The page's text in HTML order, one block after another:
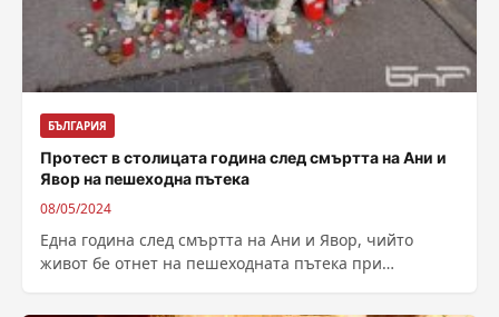
БЪЛГАРИЯ
Протест в столицата година след смъртта на Ани и
Явор на пешеходна пътека
08/05/2024
Една година след смъртта на Ани и Явор, чийто
живот бе отнет на пешеходната пътека при